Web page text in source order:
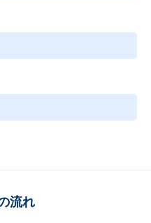
般に関する問い合わせ対応を
流れ